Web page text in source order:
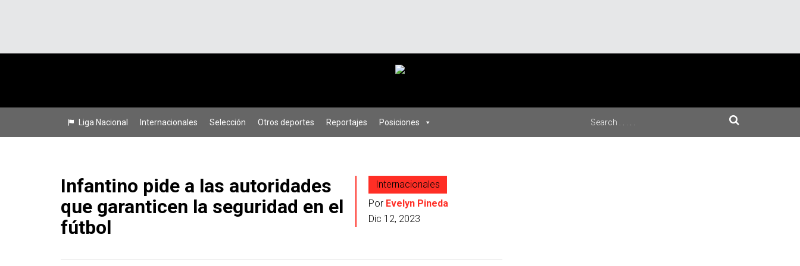
Liga Nacional Internacionales Selección Otros deportes Reportajes Posiciones
Infantino pide a las autoridades
que garanticen la seguridad en el
fútbol
Internacionales
Por Evelyn Pineda
Dic 12, 2023